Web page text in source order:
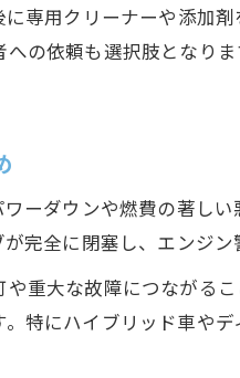
EGRバルブ清掃時に気
EGRバルブ清掃の作業
EGRバルブメンテナ
EGRバルブメンテナン
EGRバルブ清掃を習慣
専用クリーナーや添加
の依頼も選択肢となり
ーダウンや燃費の著し
完全に閉塞し、エンジ
重大な故障につながる
特にハイブリッド車や